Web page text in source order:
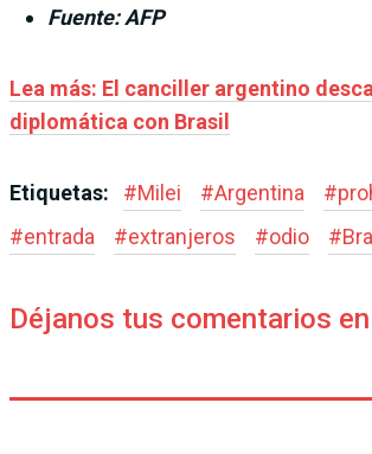
Fuente: AFP
Lea más: El canciller argentino
diplomática con Brasil
Etiquetas: #Milei #Argentina #
#entrada #extranjeros #odio #
Déjanos tus comentarios